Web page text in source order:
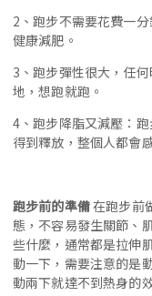
2、跑步不需要花費一
健康減肥。
3、跑步彈性很大，任
地，想跑就跑。
4、跑步降脂又減壓：
得到釋放，整個人都會
跑步前的準備在跑步前
態，不容易發生關節、
些什麼，通常都是拉伸
動一下，需要注意的是
動兩下就達不到熱身的